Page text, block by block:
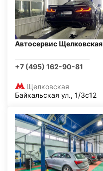
Автосервис Щелковская
+7 (495) 162-90-81
Щелковская
Байкальская ул., 1/3с12